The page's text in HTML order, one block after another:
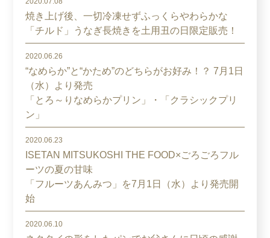
焼き上げ後、一切冷凍せずふっくらやわらかな
「チルド」うなぎ長焼きを土用丑の日限定販売！
2020.06.26
“なめらか”と“かため”のどちらがお好み！？ 7月1日
（水）より発売
「とろ～りなめらかプリン」・「クラシックプリ
ン」
2020.06.23
ISETAN MITSUKOSHI THE FOOD×ごろごろフル
ーツの夏の甘味
「フルーツあんみつ」を7月1日（水）より発売開
始
2020.06.10